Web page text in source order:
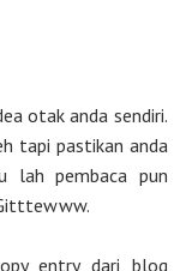
otak anda sendiri.
tapi pastikan anda
lah pembaca pun
entry dari blog